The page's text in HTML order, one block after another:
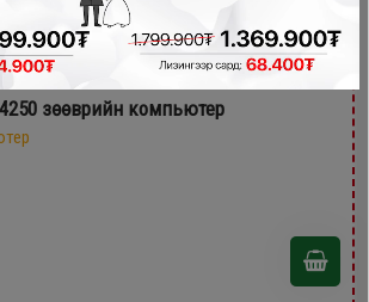
зөөврийн компьютер